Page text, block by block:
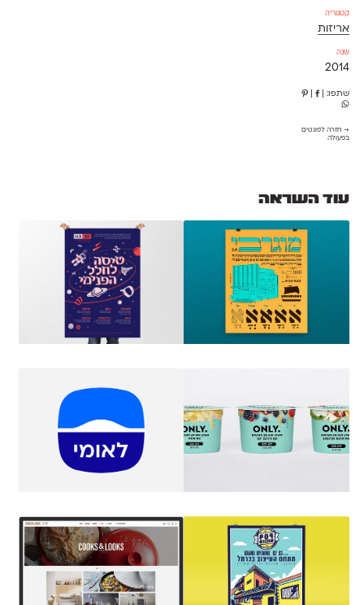
קטגוריה
אריזות
שנה
2014
שתפו: |
→ חזרה לפונטים
בפעולה
עוד השראה